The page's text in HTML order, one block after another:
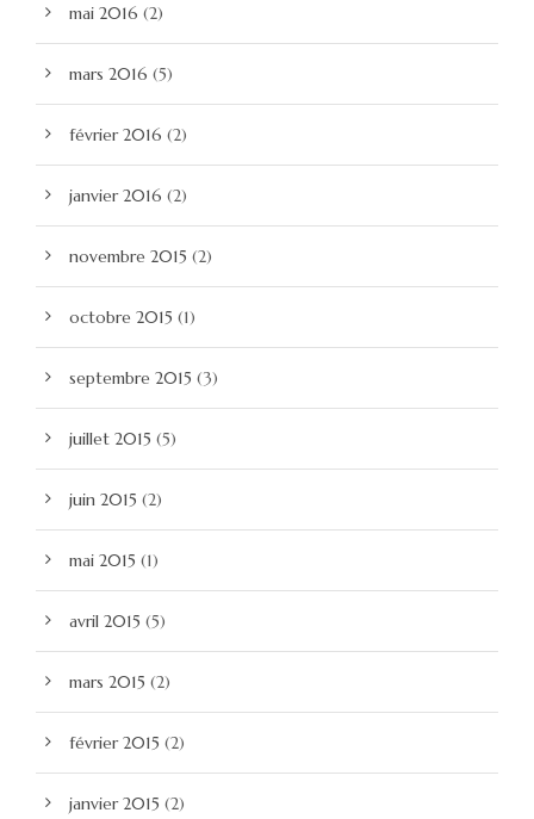
mai 2016 (2)
mars 2016 (5)
février 2016 (2)
janvier 2016 (2)
novembre 2015 (2)
octobre 2015 (1)
septembre 2015 (3)
juillet 2015 (5)
juin 2015 (2)
mai 2015 (1)
avril 2015 (5)
mars 2015 (2)
février 2015 (2)
janvier 2015 (2)